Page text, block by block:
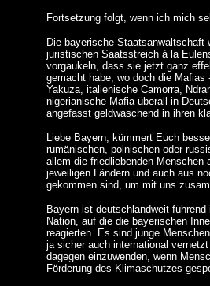
Fortsetzung folgt, wenn ich mich
Die bayerische
juristischen Saatsstreich à la
vorgaukeln, dass sie jetzt ganz
gemacht habe, wo doch die
Yakuza, italienische Camorra,
nigerianische Mafia überall in
angefasst geldwaschend in ihren
Liebe Bayern, kümmert Euch
rumänischen, polnischen oder
allem die friedliebenden Menschen
jeweiligen Ländern und auch aus
gekommen sind, um mit uns
Bayern ist deutschlandweit
Nation, auf die die bayerischen
reagierten. Es sind junge
ja sicher auch international
dagegen einzuwenden, wenn
Förderung des Klimaschutzes